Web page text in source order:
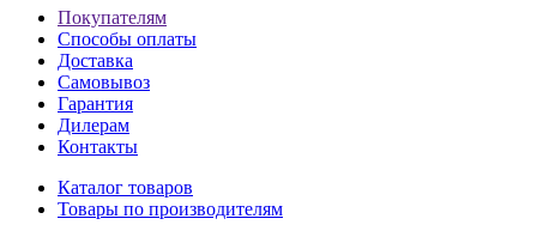
Покупателям
Способы оплаты
Доставка
Самовывоз
Гарантия
Дилерам
Контакты
Каталог товаров
Товары по производителям